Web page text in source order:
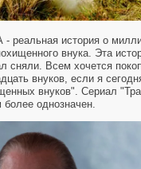
реальная история о
внука. Эта
сняли. Всем хочется
внуков, если я
внуков". Сериал
однозначен.